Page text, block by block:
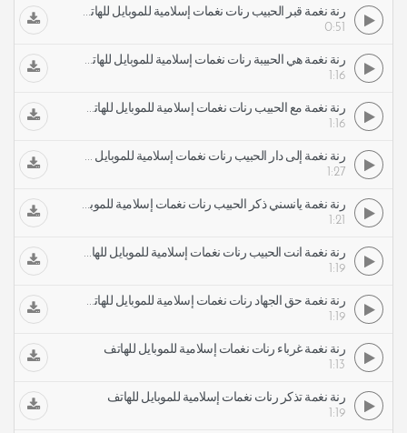
رنة نغمة قبر الحبيب رنات نغمات إسلامية للموبايل للهاتف
0:51
رنة نغمة هي الحبيبة رنات نغمات إسلامية للموبايل للهاتف
1:16
رنة نغمة مع الحبيب رنات نغمات إسلامية للموبايل للهاتف
1:16
رنة نغمة إلى دار الحبيب رنات نغمات إسلامية للموبايل للهاتف
1:27
رنة نغمة يآنسني ذكر الحبيب رنات نغمات إسلامية للموبايل للهاتف
1:21
رنة نغمة أنت الحبيب رنات نغمات إسلامية للموبايل للهاتف
1:19
رنة نغمة حق الجهاد رنات نغمات إسلامية للموبايل للهاتف
1:19
رنة نغمة غرباء رنات نغمات إسلامية للموبايل للهاتف
1:13
رنة نغمة تذكر رنات نغمات إسلامية للموبايل للهاتف
1:19